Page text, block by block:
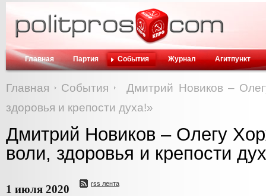
Главная Партия События Журнал Агитпункт
Главная События
Дмитрий Новиков –
здоровья и крепости духа!»
Дмитрий Новиков – Олегу
воли, здоровья и крепости
1 июля 2020 rss лента